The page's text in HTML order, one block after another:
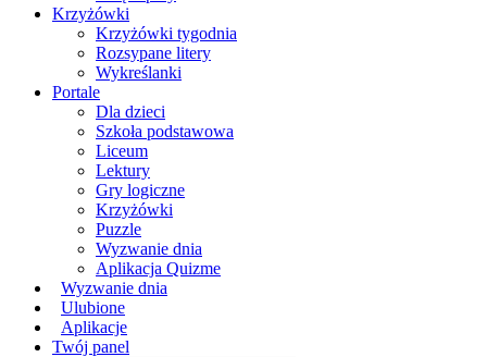
Krzyżówki
Krzyżówki tygodnia
Rozsypane litery
Wykreślanki
Portale
Dla dzieci
Szkoła podstawowa
Liceum
Lektury
Gry logiczne
Krzyżówki
Puzzle
Wyzwanie dnia
Aplikacja Quizme
Wyzwanie dnia
Ulubione
Aplikacje
Twój panel